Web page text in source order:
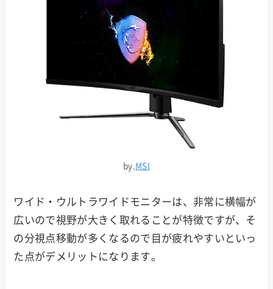
by. MSI
ワイド・ウルトラワイドモニターは、非常に横幅が
広いので視野が大きく取れることが特徴ですが、そ
の分視点移動が多くなるので目が疲れやすいといっ
た点がデメリットになります。